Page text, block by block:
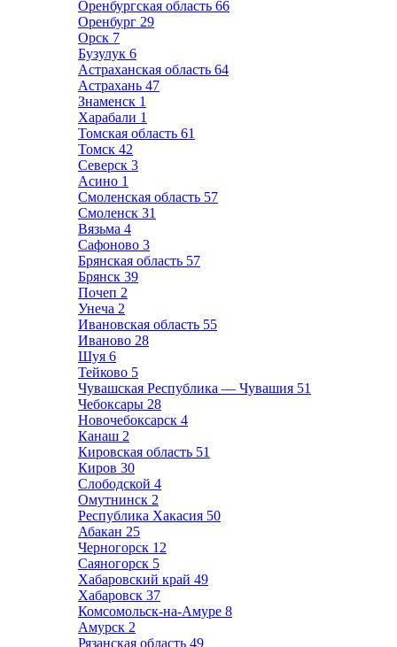
Оренбургская область 66
Оренбург 29
Орск 7
Бузулук 6
Астраханская область 64
Астрахань 47
Знаменск 1
Харабали 1
Томская область 61
Томск 42
Северск 3
Асино 1
Смоленская область 57
Смоленск 31
Вязьма 4
Сафоново 3
Брянская область 57
Брянск 39
Почеп 2
Унеча 2
Ивановская область 55
Иваново 28
Шуя 6
Тейково 5
Чувашская Республика — Чувашия 51
Чебоксары 28
Новочебоксарск 4
Канаш 2
Кировская область 51
Киров 30
Слободской 4
Омутнинск 2
Республика Хакасия 50
Абакан 25
Черногорск 12
Саяногорск 5
Хабаровский край 49
Хабаровск 37
Комсомольск-на-Амуре 8
Амурск 2
Рязанская область 49